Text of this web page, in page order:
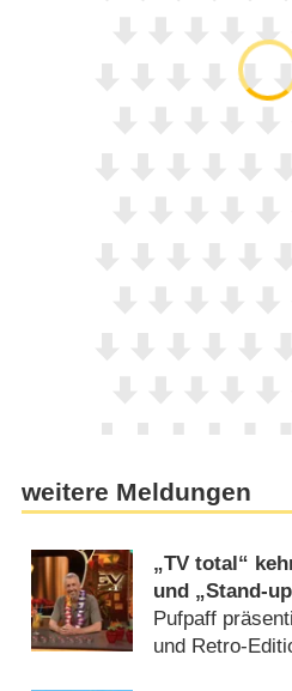
weitere Meldungen
„TV total“
und „Stand-
Pufpaff
und Retro-